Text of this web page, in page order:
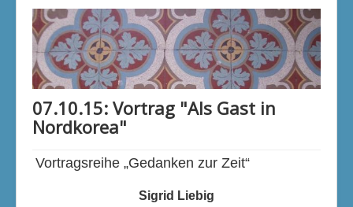
Links
Versteigerungen
Klimaschutzgruppe
Aktuelle Seite: Startseite
Unsere Aktivitäten
Kunst und Kultur
07.10.15: Vortrag "Als Gast in
Nordkorea"
Vortragsreihe „Gedanken zur Zeit“
Sigrid Liebig